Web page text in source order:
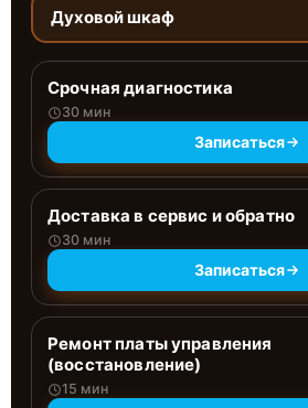
Духовой шкаф
Срочная диагностика
30 мин
Записаться
Доставка в сервис и обратно
30 мин
Записаться
Ремонт платы управления
(восстановление)
15 мин